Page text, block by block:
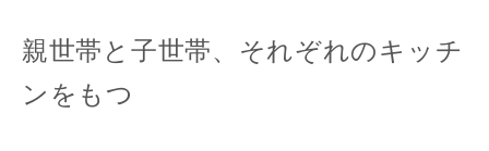
親世帯と子世帯、それぞれのキッチ
ンをもつ